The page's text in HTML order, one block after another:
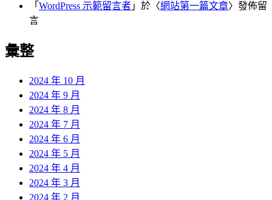
「 WordPress 示範留言者 」於〈網站第一篇文章〉發佈留
言
彙整
2024 年 10 月
2024 年 9 月
2024 年 8 月
2024 年 7 月
2024 年 6 月
2024 年 5 月
2024 年 4 月
2024 年 3 月
2024 年 2 月